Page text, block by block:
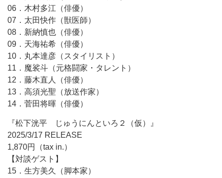
06．木村多江（俳優）
07．太田快作（獣医師）
08．新納慎也（俳優）
09．天海祐希（俳優）
10．丸本達彦（スタイリスト）
11．魔裟斗（元格闘家・タレント）
12．藤木直人（俳優）
13．高須光聖（放送作家）
14．菅田将暉（俳優）
『松下洸平 じゅうにんといろ２（仮）』
2025/3/17 RELEASE
1,870円（tax in.）
【対談ゲスト】
15．生方美久（脚本家）